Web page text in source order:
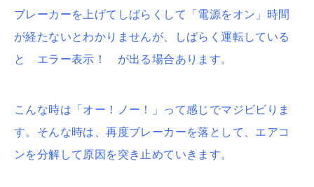
ブレーカーを上げてしばらくして「電源をオン」時間
が経たないとわかりませんが、しばらく運転している
と エラー表示！ が出る場合あります。
こんな時は「オー！ノー！」って感じでマジビビりま
す。そんな時は、再度ブレーカーを落として、エアコ
ンを分解して原因を突き止めていきます。